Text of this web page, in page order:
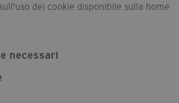
dei cookie disponibile sulla home
necessari